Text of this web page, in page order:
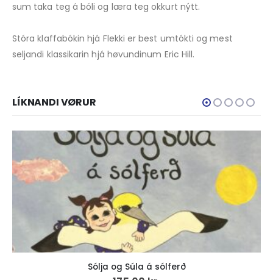
sum taka teg á bóli og læra teg okkurt nýtt.
Stóra klaffabókin hjá Flekki er best umtókti og mest
seljandi klassikarin hjá høvundinum Eric Hill.
LÍKNANDI VØRUR